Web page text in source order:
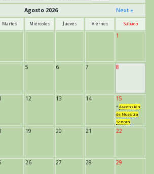
Agosto 2026 Next »
Martes Miércoles Jueves Viernes Sábado
1
5 6 7 8
12 13 14 15
* Ascensión
de Nuestra
Señora
19 20 21 22
26 27 28 29